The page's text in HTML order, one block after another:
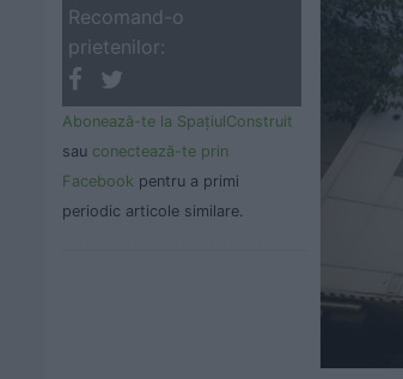
Recomand-o
prietenilor:
Abonează-te la SpaţiulConstruit
sau conectează-te prin
Facebook pentru a primi
periodic articole similare.